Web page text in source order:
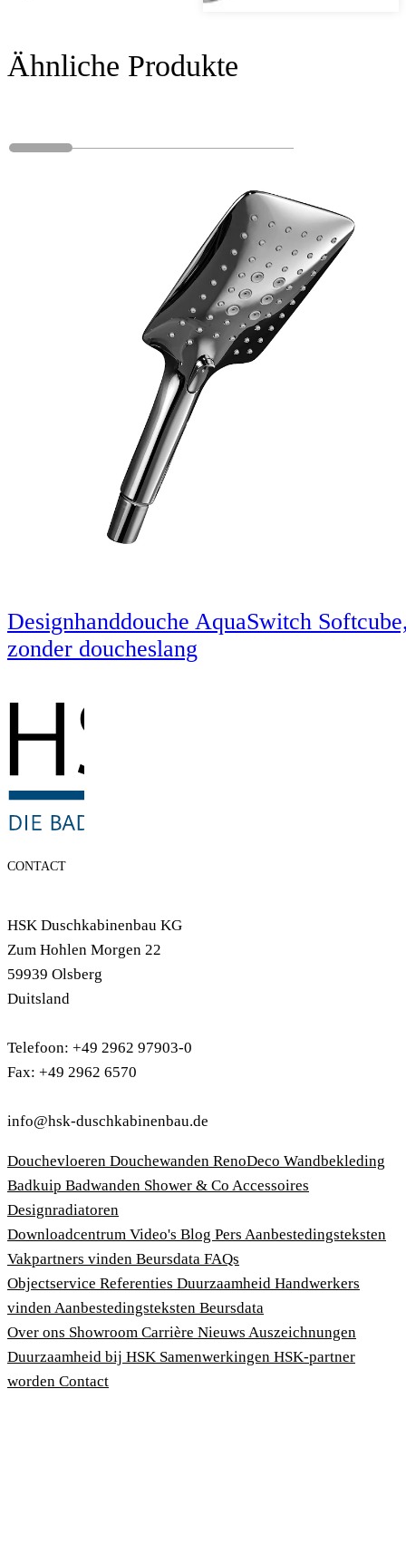
Ähnliche Produkte
Designhanddouche AquaSwitch
zonder doucheslang
CONTACT
HSK Duschkabinenbau KG
Zum Hohlen Morgen 22
59939 Olsberg
Duitsland
Telefoon: +49 2962 97903-0
Fax: +49 2962 6570
info@hsk-duschkabinenbau.de
Douchevloeren Douchewanden RenoDeco Wandbekleding
Badkuip Badwanden Shower & Co Accessoires
Designradiatoren
Downloadcentrum Video's Blog Pers Aanbestedingsteksten
Vakpartners vinden Beursdata FAQs
Objectservice Referenties Duurzaamheid Handwerkers
vinden Aanbestedingsteksten Beursdata
Over ons Showroom Carrière Nieuws Auszeichnungen
Duurzaamheid bij HSK Samenwerkingen HSK-partner
worden Contact